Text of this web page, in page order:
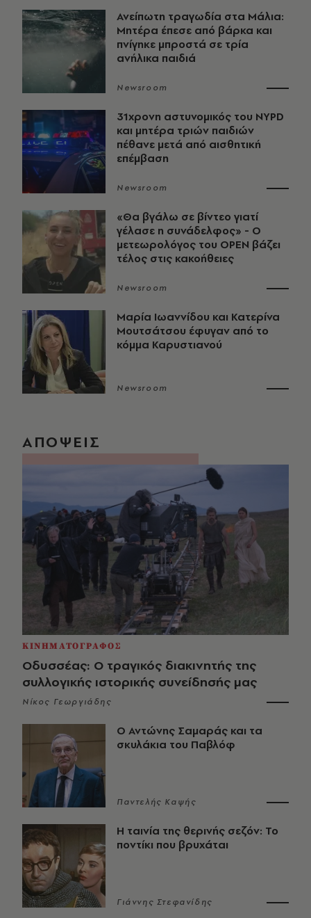
Ανείπωτη τραγωδία στα Μάλια:
Μητέρα έπεσε από βάρκα και
πνίγηκε μπροστά σε τρία
ανήλικα παιδιά
Newsroom
31χρονη αστυνομικός του NYPD
και μητέρα τριών παιδιών
πέθανε μετά από αισθητική
επέμβαση
Newsroom
«Θα βγάλω σε βίντεο γιατί
γέλασε η συνάδελφος» - Ο
μετεωρολόγος του OPEN βάζει
τέλος στις κακοήθειες
Newsroom
Μαρία Ιωαννίδου και Κατερίνα
Μουτσάτσου έφυγαν από το
κόμμα Καρυστιανού
Newsroom
ΑΠΟΨΕΙΣ
ΚΙΝΗΜΑΤΟΓΡΑΦΟΣ
Οδυσσέας: Ο τραγικός διακινητής της
συλλογικής ιστορικής συνείδησής μας
Νίκος Γεωργιάδης
Ο Αντώνης Σαμαράς και τα
σκυλάκια του Παβλόφ
Παντελής Καψής
Η ταινία της θερινής σεζόν: Το
ποντίκι που βρυχάται
Γιάννης Στεφανίδης